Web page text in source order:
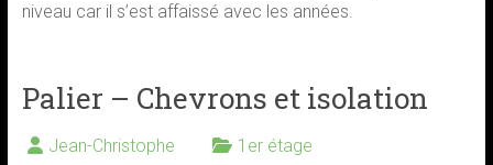
niveau car il s’est affaissé avec les années.
Palier – Chevrons et isolation
Jean-Christophe 1er étage